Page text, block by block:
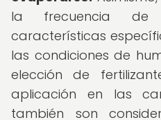
la frecuencia
características
las condiciones de
elección de
aplicación en las
también son